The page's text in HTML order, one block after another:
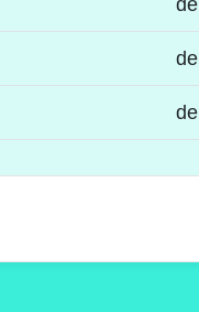
de
de
de